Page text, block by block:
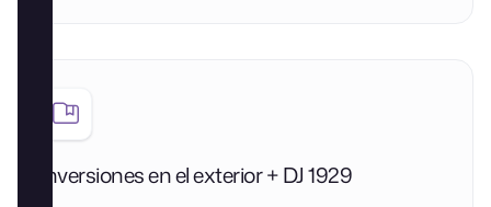
Inversiones en el exterior + DJ 1929